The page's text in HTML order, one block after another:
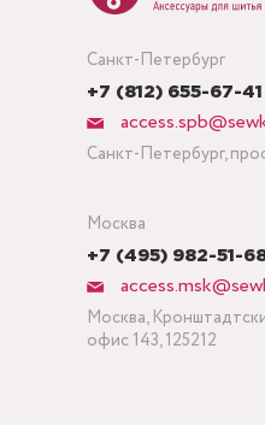
Санкт-Петербург
+7 (812) 655-67-41
Санкт-Петербург,
Москва
+7 (495) 982-51-
Москва,
офис 143, 125212